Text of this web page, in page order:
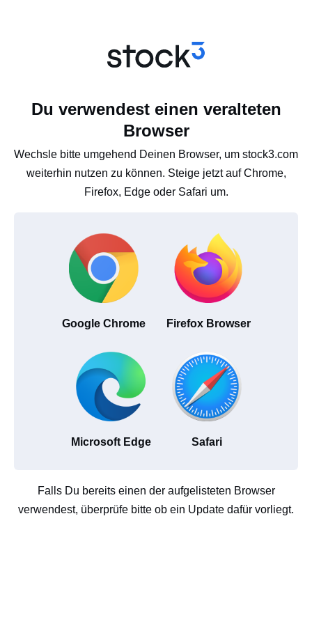
Du verwendest einen veralteten
Browser
Wechsle bitte umgehend Deinen Browser, um stock3.com
weiterhin nutzen zu können. Steige jetzt auf Chrome,
Firefox, Edge oder Safari um.
Google Chrome Firefox Browser
Microsoft Edge Safari
Falls Du bereits einen der aufgelisteten Browser
verwendest, überprüfe bitte ob ein Update dafür vorliegt.